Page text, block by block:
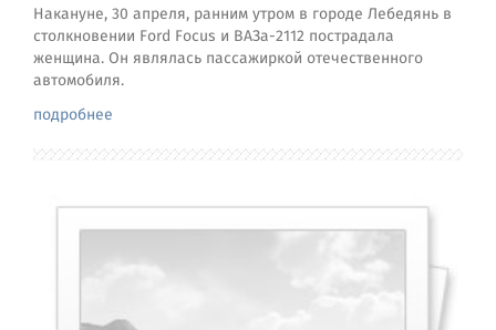
Накануне, 30 апреля, ранним утром в городе Лебедянь в
столкновении Ford Focus и ВАЗа-2112 пострадала
женщина. Он являлась пассажиркой отечественного
автомобиля.
подробнее